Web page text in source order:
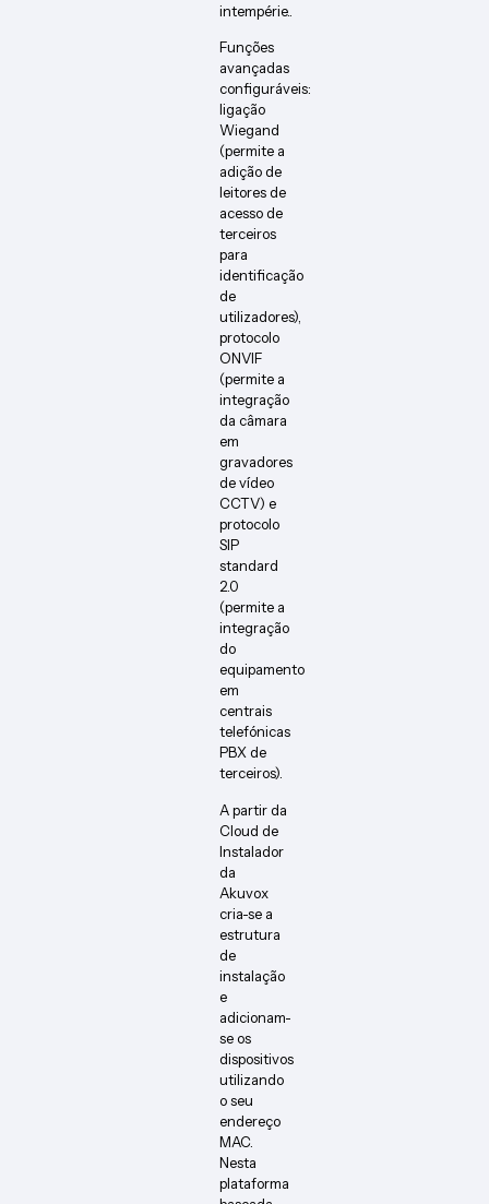
intempérie..
Funções
avançadas
configuráveis:
ligação
Wiegand
(permite a
adição de
leitores de
acesso de
terceiros
para
identificação
de
utilizadores),
protocolo
ONVIF
(permite a
integração
da câmara
em
gravadores
de vídeo
CCTV) e
protocolo
SIP
standard
2.0
(permite a
integração
do
equipamento
em
centrais
telefónicas
PBX de
terceiros).
A partir da
Cloud de
Instalador
da
Akuvox
cria-se a
estrutura
de
instalação
e
adicionam-
se os
dispositivos
utilizando
o seu
endereço
MAC.
Nesta
plataforma